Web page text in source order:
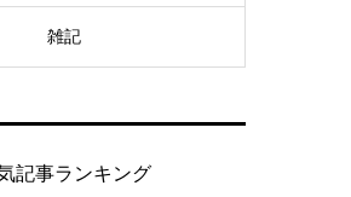
雑記
記事ランキング